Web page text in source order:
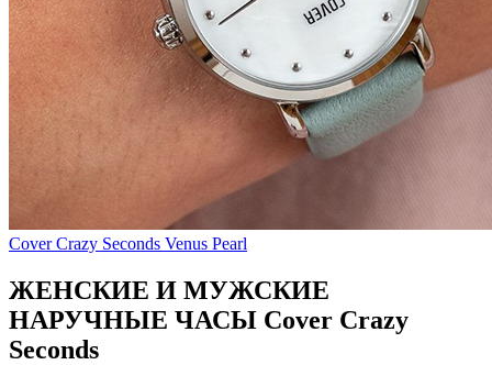
Cover Crazy Seconds Venus Pearl
ЖЕНСКИЕ И МУЖСКИЕ
НАРУЧНЫЕ ЧАСЫ Cover Crazy
Seconds